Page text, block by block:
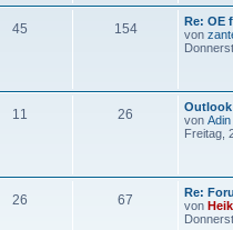
45 154
Re: OE
von
11 26
von Adin
Freitag,
26 67
Re:
von